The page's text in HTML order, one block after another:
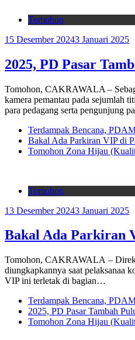
Tomohon
15 Desember 20243 Januari 2025
2025, PD Pasar
Tomohon, CAKRAWALA –
kamera pemantau pada sejumlah
para pedagang serta pengunjung
Terdampak Bencana,
Bakal Ada Parkiran VIP di
Tomohon Zona Hijau
Tomohon
13 Desember 20243 Januari 2025
Bakal Ada Parkiran
Tomohon, CAKRAWALA –
diungkapkannya saat pelaksanaa
VIP ini terletak di bagian…
Terdampak Bencana,
2025, PD Pasar Tambah
Tomohon Zona Hijau